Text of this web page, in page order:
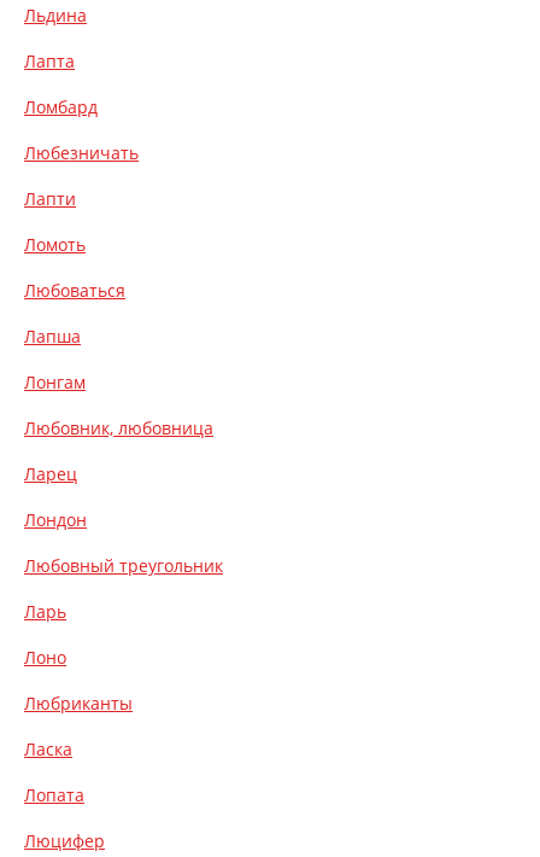
Льдина
Лапта
Ломбард
Любезничать
Лапти
Ломоть
Любоваться
Лапша
Лонгам
Любовник, любовница
Ларец
Лондон
Любовный треугольник
Ларь
Лоно
Любриканты
Ласка
Лопата
Люцифер